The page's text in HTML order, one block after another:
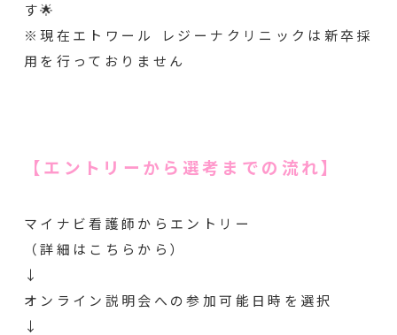
す🌟
※現在エトワール レジーナクリニックは新卒採
用を行っておりません
【エントリーから選考までの流れ】
マイナビ看護師からエントリー
（詳細はこちらから）
↓
オンライン説明会への参加可能日時を選択
↓